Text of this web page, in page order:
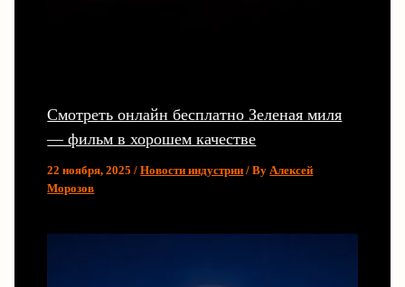
Смотреть онлайн бесплатно Зеленая миля
— фильм в хорошем качестве
22 ноября, 2025/Новости индустрии / ByАлексей
Морозов